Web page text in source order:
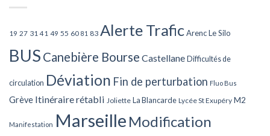
19 27 31 41 49 55 60 81 83 Alerte TraficArenc Le Silo
BUS Canebière Bourse Castellane Difficultés de
circulation Déviation Fin de perturbation Fluo Bus
Grève Itinéraire rétabli Joliette La Blancarde Lycée St Exupéry M2
Manifestation Marseille Modification